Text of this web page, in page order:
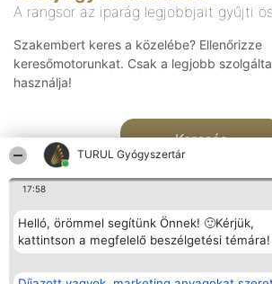
TURUL Gyógyszertár
17:58
Helló, örömmel segítünk Önnek! 🙂Kérjük,
kattintson a megfelelő beszélgetési témára!
A rangsor az iparág legjobbjait gyűjti
Szakembert keres a közelébe? Ellenőrizze
keresőmotorunkat. Csak a legjobb
használja!
Keresés
Rangsorszervező Népszavazás